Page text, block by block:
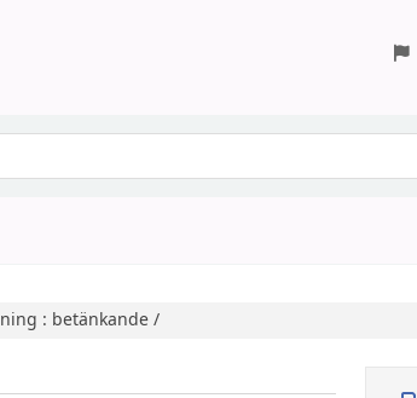
: betänkande /